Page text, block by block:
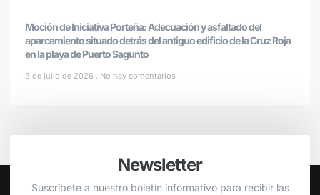
Moción de Iniciativa Porteña: Adecuación y asfaltado del
aparcamiento situado detrás del antiguo edificio de la Cruz Roja
en la playa de Puerto Sagunto
3 de julio de 2026 No hay comentarios
Newsletter
Suscríbete a nuestro boletín informativo para recibir las